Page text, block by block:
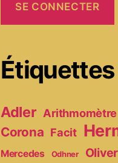
Étiquettes
Adler Arithmomètre
Corona Facit
Mercedes
Odhner Oliver